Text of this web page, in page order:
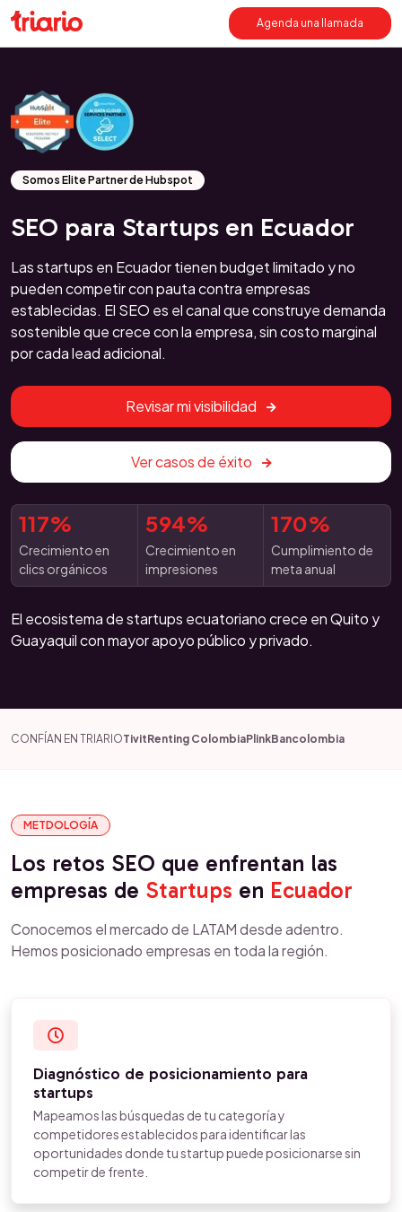
Agenda una llamada
Somos Elite Partner de Hubspot
SEO para Startups en Ecuador
Las startups en Ecuador tienen budget limitado y no
pueden competir con pauta contra empresas
establecidas. El SEO es el canal que construye demanda
sostenible que crece con la empresa, sin costo marginal
por cada lead adicional.
Revisar mi visibilidad
Ver casos de éxito
117%
Crecimiento en
clics orgánicos
594%
Crecimiento en
impresiones
170%
Cumplimiento de
meta anual
El ecosistema de startups ecuatoriano crece en Quito y
Guayaquil con mayor apoyo público y privado.
CONFÍAN EN TRIARIOTivitRenting ColombiaPlinkBancolombia
METDOLOGÍA
Los retos SEO que enfrentan las
empresas de Startups en Ecuador
Conocemos el mercado de LATAM desde adentro.
Hemos posicionado empresas en toda la región.
Diagnóstico de posicionamiento para
startups
Mapeamos las búsquedas de tu categoría y
competidores establecidos para identificar las
oportunidades donde tu startup puede posicionarse sin
competir de frente.